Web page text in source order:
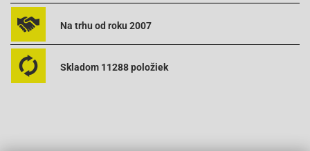
Na trhu od roku 2007
Skladom 11288 položiek